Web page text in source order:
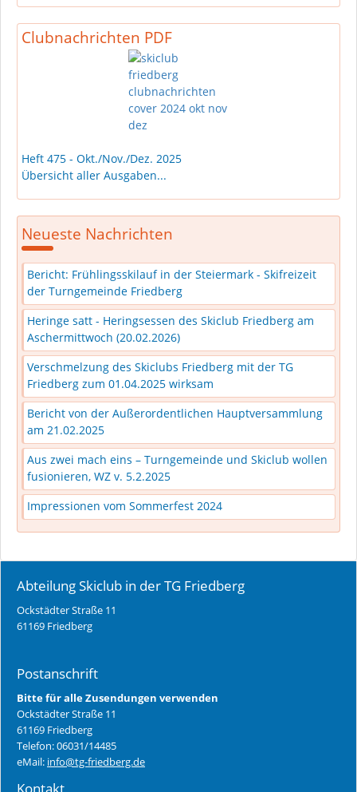
Clubnachrichten PDF
Heft 475 - Okt./Nov./Dez. 2025
Übersicht aller Ausgaben...
Neueste Nachrichten
Bericht: Frühlingsskilauf in der Steiermark - Skifreizeit
der Turngemeinde Friedberg
Heringe satt - Heringsessen des Skiclub Friedberg am
Aschermittwoch (20.02.2026)
Verschmelzung des Skiclubs Friedberg mit der TG
Friedberg zum 01.04.2025 wirksam
Bericht von der Außerordentlichen Hauptversammlung
am 21.02.2025
Aus zwei mach eins – Turngemeinde und Skiclub wollen
fusionieren, WZ v. 5.2.2025
Impressionen vom Sommerfest 2024
Abteilung Skiclub in der TG Friedberg
Ockstädter Straße 11
61169 Friedberg
Postanschrift
Bitte für alle Zusendungen verwenden
Ockstädter Straße 11
61169 Friedberg
Telefon: 06031/14485
eMail: info@tg-friedberg.de
Kontakt